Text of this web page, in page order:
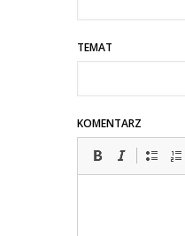
TEMAT
KOMENTARZ